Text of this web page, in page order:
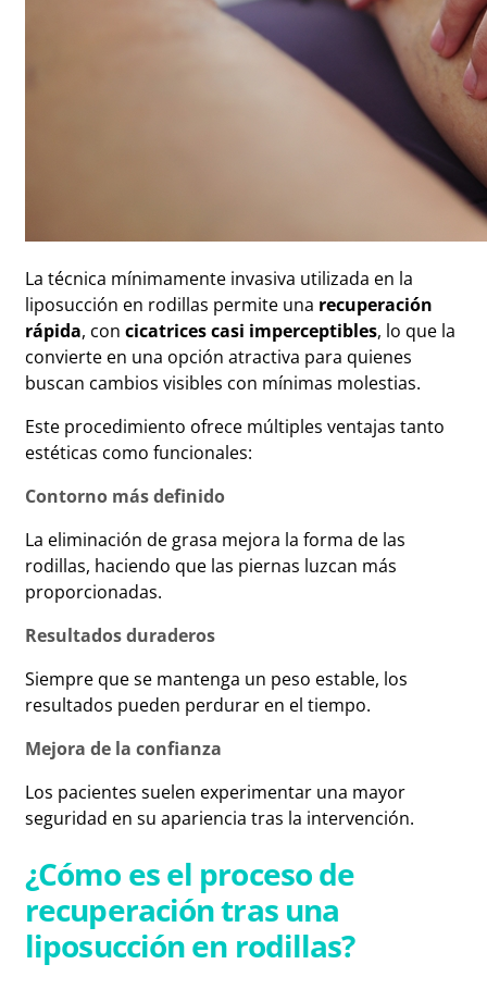
La técnica mínimamente invasiva utilizada en la
liposucción en rodillas permite una recuperación
rápida, con cicatrices casi imperceptibles, lo que la
convierte en una opción atractiva para quienes
buscan cambios visibles con mínimas molestias.
Este procedimiento ofrece múltiples ventajas tanto
estéticas como funcionales:
Contorno más definido
La eliminación de grasa mejora la forma de las
rodillas, haciendo que las piernas luzcan más
proporcionadas.
Resultados duraderos
Siempre que se mantenga un peso estable, los
resultados pueden perdurar en el tiempo.
Mejora de la confianza
Los pacientes suelen experimentar una mayor
seguridad en su apariencia tras la intervención.
¿Cómo es el proceso de
recuperación tras una
liposucción en rodillas?